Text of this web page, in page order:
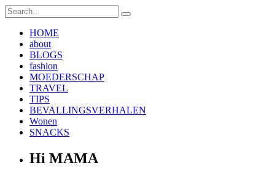
HOME
about
BLOGS
fashion
MOEDERSCHAP
TRAVEL
TIPS
BEVALLINGSVERHALEN
Wonen
SNACKS
Hi MAMA